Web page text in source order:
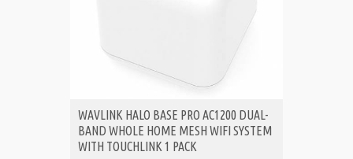
WAVLINK HALO BASE PRO AC1200 DUAL-
BAND WHOLE HOME MESH WIFI SYSTEM
WITH TOUCHLINK 1 PACK